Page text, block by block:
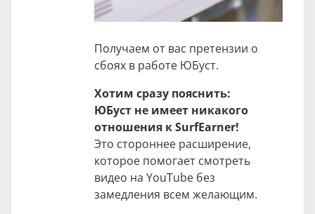
Получаем от вас претензии о
сбоях в работе ЮБуст.
Хотим сразу пояснить:
ЮБуст не имеет никакого
отношения к SurfEarner!
Это стороннее расширение,
которое помогает смотреть
видео на YouTube без
замедления всем желающим.